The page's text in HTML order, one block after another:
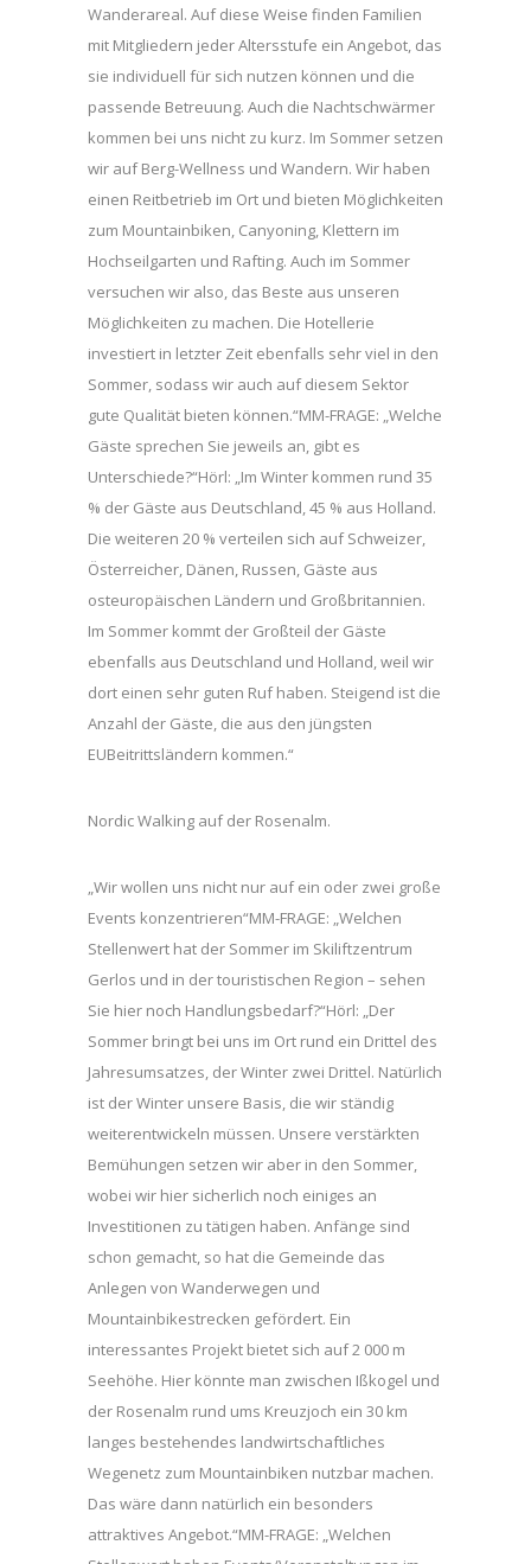
Wanderareal. Auf diese Weise finden Familien
mit Mitgliedern jeder Altersstufe ein Angebot, das
sie individuell für sich nutzen können und die
passende Betreuung. Auch die Nachtschwärmer
kommen bei uns nicht zu kurz. Im Sommer setzen
wir auf Berg-Wellness und Wandern. Wir haben
einen Reitbetrieb im Ort und bieten Möglichkeiten
zum Mountainbiken, Canyoning, Klettern im
Hochseilgarten und Rafting. Auch im Sommer
versuchen wir also, das Beste aus unseren
Möglichkeiten zu machen. Die Hotellerie
investiert in letzter Zeit ebenfalls sehr viel in den
Sommer, sodass wir auch auf diesem Sektor
gute Qualität bieten können.“MM-FRAGE: „Welche
Gäste sprechen Sie jeweils an, gibt es
Unterschiede?“Hörl: „Im Winter kommen rund 35
% der Gäste aus Deutschland, 45 % aus Holland.
Die weiteren 20 % verteilen sich auf Schweizer,
Österreicher, Dänen, Russen, Gäste aus
osteuropäischen Ländern und Großbritannien.
Im Sommer kommt der Großteil der Gäste
ebenfalls aus Deutschland und Holland, weil wir
dort einen sehr guten Ruf haben. Steigend ist die
Anzahl der Gäste, die aus den jüngsten
EUBeitrittsländern kommen.“
Nordic Walking auf der Rosenalm.
„Wir wollen uns nicht nur auf ein oder zwei große
Events konzentrieren“MM-FRAGE: „Welchen
Stellenwert hat der Sommer im Skiliftzentrum
Gerlos und in der touristischen Region – sehen
Sie hier noch Handlungsbedarf?“Hörl: „Der
Sommer bringt bei uns im Ort rund ein Drittel des
Jahresumsatzes, der Winter zwei Drittel. Natürlich
ist der Winter unsere Basis, die wir ständig
weiterentwickeln müssen. Unsere verstärkten
Bemühungen setzen wir aber in den Sommer,
wobei wir hier sicherlich noch einiges an
Investitionen zu tätigen haben. Anfänge sind
schon gemacht, so hat die Gemeinde das
Anlegen von Wanderwegen und
Mountainbikestrecken gefördert. Ein
interessantes Projekt bietet sich auf 2 000 m
Seehöhe. Hier könnte man zwischen Ißkogel und
der Rosenalm rund ums Kreuzjoch ein 30 km
langes bestehendes landwirtschaftliches
Wegenetz zum Mountainbiken nutzbar machen.
Das wäre dann natürlich ein besonders
attraktives Angebot.“MM-FRAGE: „Welchen